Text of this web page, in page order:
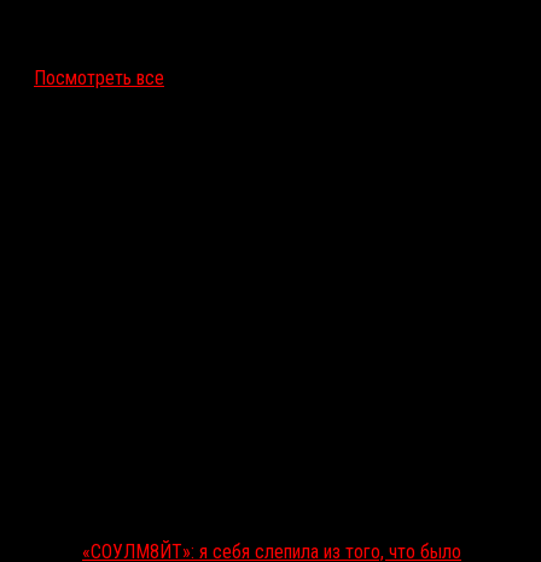
Посмотреть все
«СОУЛМ8ЙТ»: я себя слепила из того, что было